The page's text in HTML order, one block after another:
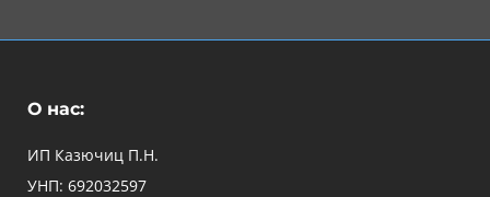
О нас:
ИП Казючиц П.Н.
УНП: 692032597